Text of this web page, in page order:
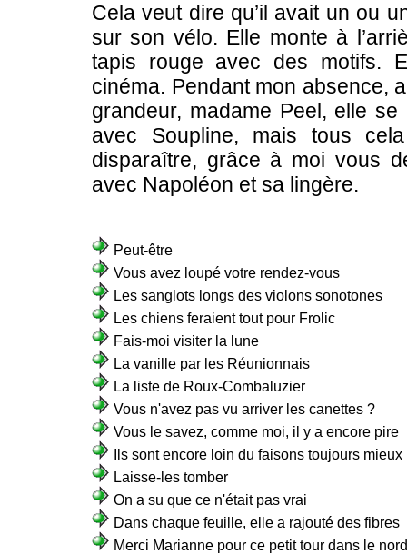
Cela veut dire qu’il avait un ou
sur son vélo. Elle monte à
tapis rouge avec des motifs.
cinéma. Pendant mon absence,
grandeur, madame Peel, elle
avec Soupline, mais tous
disparaître, grâce à moi vous
avec Napoléon et sa lingère.
Peut-être
Vous avez loupé votre rendez-vous
Les sanglots longs des violons sonotones
Les chiens feraient tout pour Frolic
Fais-moi visiter la lune
La vanille par les Réunionnais
La liste de Roux-Combaluzier
Vous n'avez pas vu arriver les canettes ?
Vous le savez, comme moi, il y a encore pire
Ils sont encore loin du faisons toujours mieux
Laisse-les tomber
On a su que ce n'était pas vrai
Dans chaque feuille, elle a rajouté des fibres
Merci Marianne pour ce petit tour dans le nord